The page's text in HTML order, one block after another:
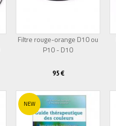
Filtre rouge-orange D10 ou
P10 - D10
95 €
NEW